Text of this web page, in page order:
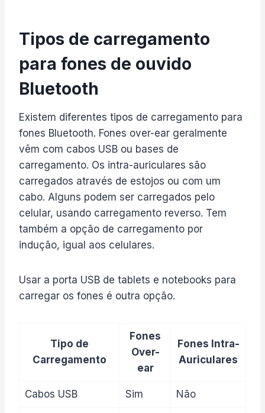
Tipos de carregamento
para fones de ouvido
Bluetooth
Existem diferentes tipos de carregamento para
fones Bluetooth. Fones over-ear geralmente
vêm com cabos USB ou bases de
carregamento. Os intra-auriculares são
carregados através de estojos ou com um
cabo. Alguns podem ser carregados pelo
celular, usando carregamento reverso. Tem
também a opção de carregamento por
indução, igual aos celulares.
Usar a porta USB de tablets e notebooks para
carregar os fones é outra opção.
Tipo de
Carregamento
Fones
Over-
ear
Fones Intra-
Auriculares
Cabos USB Sim Não